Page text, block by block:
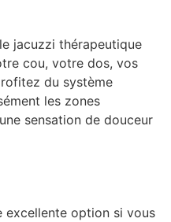
jacuzzi thérapeutique
cou, votre dos, vos
du système
les zones
sensation de douceur
excellente option si vous